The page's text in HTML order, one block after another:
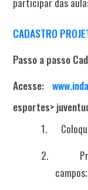
CADASTRO
Passo a passo
Acesse:
esportes>
1.
2.
campos;